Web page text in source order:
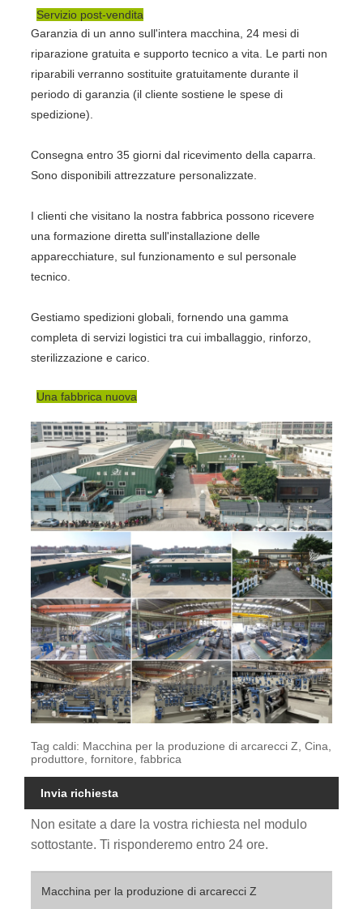
Servizio post-vendita
Garanzia di un anno sull'intera macchina, 24 mesi di
riparazione gratuita e supporto tecnico a vita. Le parti non
riparabili verranno sostituite gratuitamente durante il
periodo di garanzia (il cliente sostiene le spese di
spedizione).
Consegna entro 35 giorni dal ricevimento della caparra.
Sono disponibili attrezzature personalizzate.
I clienti che visitano la nostra fabbrica possono ricevere
una formazione diretta sull'installazione delle
apparecchiature, sul funzionamento e sul personale
tecnico.
Gestiamo spedizioni globali, fornendo una gamma
completa di servizi logistici tra cui imballaggio, rinforzo,
sterilizzazione e carico.
Una fabbrica nuova
Tag caldi: Macchina per la produzione di arcarecci Z, Cina,
produttore, fornitore, fabbrica
Invia richiesta
Non esitate a dare la vostra richiesta nel modulo
sottostante. Ti risponderemo entro 24 ore.